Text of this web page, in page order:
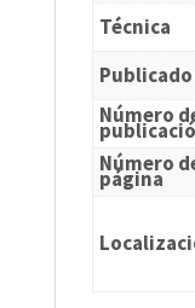
Técnica
Publicado
Número
Número
página